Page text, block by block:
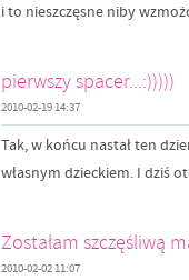
i to nieszczęsne niby
pierwszy spacer...:)))))
2010-02-19 14:37
Tak, w końcu nastał ten
własnym dzieckiem. I dziś
Zostałam szczęśliwą
2010-02-02 11:07